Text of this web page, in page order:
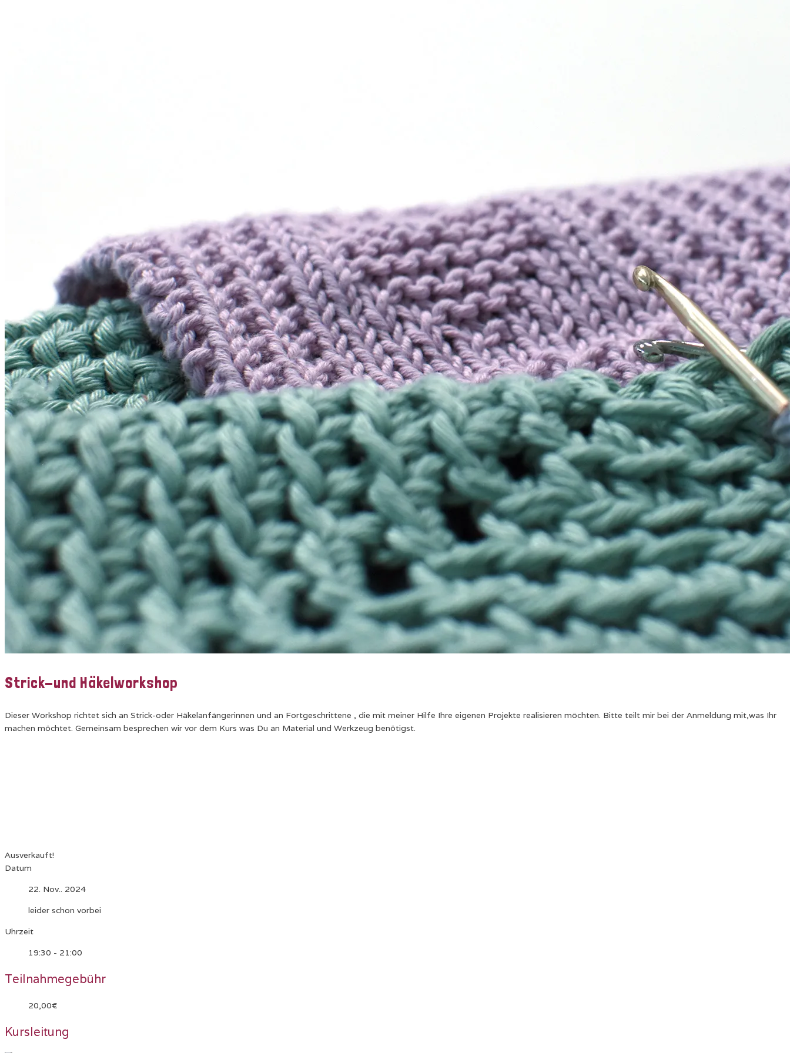
Strick-und Häkelworkshop
Dieser Workshop richtet sich an Strick-oder Häkelanfängerinnen und an Fortgeschrittene , die mit meiner Hilfe Ihre eigenen Projekte realisieren möchten. Bitte teilt mir bei der Anmeldung mit,was Ihr
machen möchtet. Gemeinsam besprechen wir vor dem Kurs was Du an Material und Werkzeug benötigst.
Ausverkauft!
Datum
22. Nov.. 2024
leider schon vorbei
Uhrzeit
19:30 - 21:00
Teilnahmegebühr
20,00€
Kursleitung